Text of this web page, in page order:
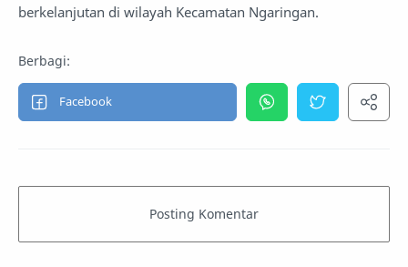
berkelanjutan di wilayah Kecamatan Ngaringan.